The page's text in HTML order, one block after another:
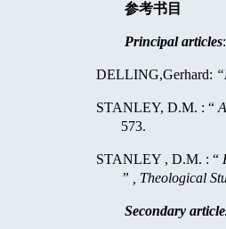
参考书目
Principal articles:
DELLING,Gerhard:
STANLEY, D.M. : “
573.
STANLEY , D.M. : “
” , Theological
Secondary